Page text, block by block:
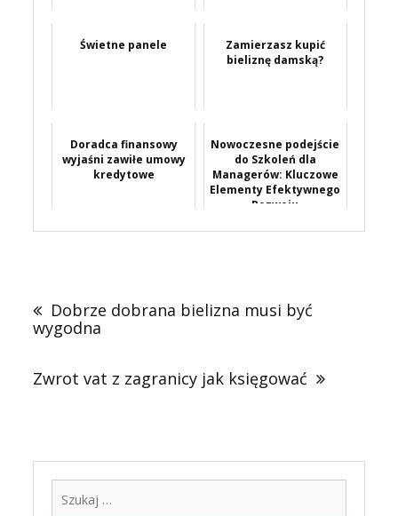
Świetne panele
Zamierzasz kupić
bieliznę damską?
Doradca finansowy
wyjaśni zawiłe umowy
kredytowe
Nowoczesne podejście
do Szkoleń dla
Managerów: Kluczowe
Elementy Efektywnego
Rozwoju
wpisu
Dobrze dobrana bielizna musi być
wygodna
Zwrot vat z zagranicy jak księgować